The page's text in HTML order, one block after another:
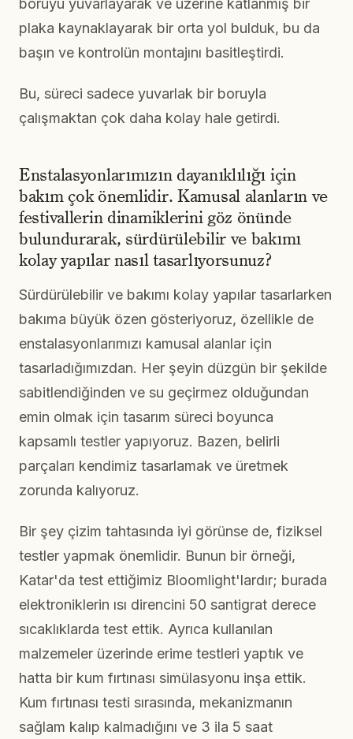
boruyu yuvarlayarak ve üzerine katlanmış bir
plaka kaynaklayarak bir orta yol bulduk, bu da
başın ve kontrolün montajını basitleştirdi.
Bu, süreci sadece yuvarlak bir boruyla
çalışmaktan çok daha kolay hale getirdi.
Enstalasyonlarımızın dayanıklılığı için
bakım çok önemlidir. Kamusal alanların ve
festivallerin dinamiklerini göz önünde
bulundurarak, sürdürülebilir ve bakımı
kolay yapılar nasıl tasarlıyorsunuz?
Sürdürülebilir ve bakımı kolay yapılar tasarlarken
bakıma büyük özen gösteriyoruz, özellikle de
enstalasyonlarımızı kamusal alanlar için
tasarladığımızdan. Her şeyin düzgün bir şekilde
sabitlendiğinden ve su geçirmez olduğundan
emin olmak için tasarım süreci boyunca
kapsamlı testler yapıyoruz. Bazen, belirli
parçaları kendimiz tasarlamak ve üretmek
zorunda kalıyoruz.
Bir şey çizim tahtasında iyi görünse de, fiziksel
testler yapmak önemlidir. Bunun bir örneği,
Katar'da test ettiğimiz Bloomlight'lardır; burada
elektroniklerin ısı direncini 50 santigrat derece
sıcaklıklarda test ettik. Ayrıca kullanılan
malzemeler üzerinde erime testleri yaptık ve
hatta bir kum fırtınası simülasyonu inşa ettik.
Kum fırtınası testi sırasında, mekanizmanın
sağlam kalıp kalmadığını ve 3 ila 5 saat